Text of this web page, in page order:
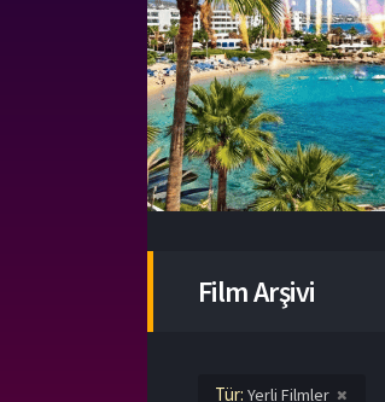
Film Arşivi
Tür: Yerli Filmler